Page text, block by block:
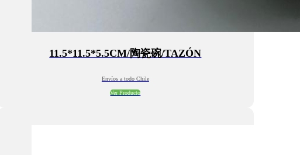
11.5*11.5*5.5CM/陶瓷碗/TAZÓN
Envíos a todo Chile
Ver Producto